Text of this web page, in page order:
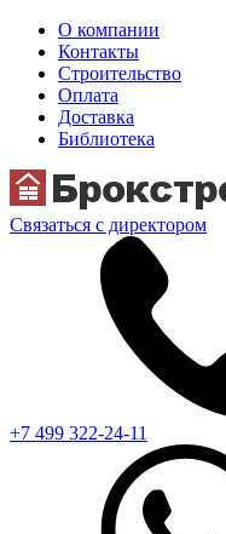
О компании
Контакты
Строительство
Оплата
Доставка
Библиотека
Связаться с директором
+7 499 322-24-11